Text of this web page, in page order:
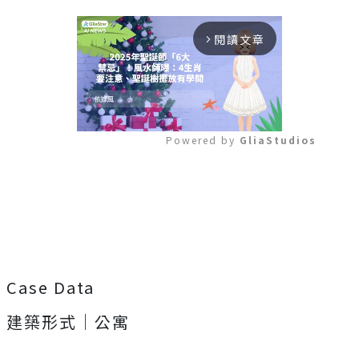
arrow_forward_ios 閱讀文章
Powered by GliaStudios
Case Data
建築形式｜公寓